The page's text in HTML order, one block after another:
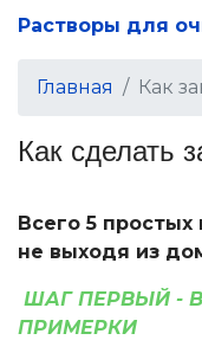
Растворы для
Главная Как
Как сделать
Всего 5
не выходя из
ШАГ ПЕРВЫЙ -
ПРИМЕРКИ